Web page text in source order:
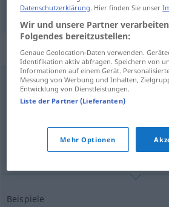
metódico zielgerichtet
„zielgerichtet“:
zielgerichtet adv
Übersicht aller Übersetzungen
proceder de forma metódica
Beispiele
Datenschutzerklärung. Hier finden Sie unser
Wir und unsere Partner
Folgendes bereitzustellen:
Genaue Geolocation-Daten verwenden.
Identifikation aktiv abfragen. Speichern von
Informationen auf einem Gerät.
Messung von Werbung und Inhalten,
Entwicklung von Dienstleistungen.
Liste der Partner (Lieferanten)
Mehr Optionen